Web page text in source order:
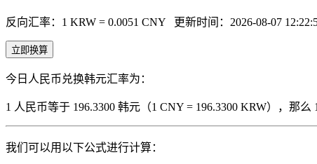
反向汇率：1 KRW = 0.0051 CNY 更新时间：2026-08-07
立即换算
今日人民币兑换韩元汇率为：
1 人民币等于 196.3300 韩元（1 CNY = 196.3300 KRW），那
我们可以用以下公式进行计算：